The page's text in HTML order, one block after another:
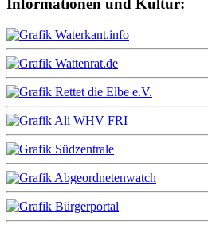
Informationen und Kultur: